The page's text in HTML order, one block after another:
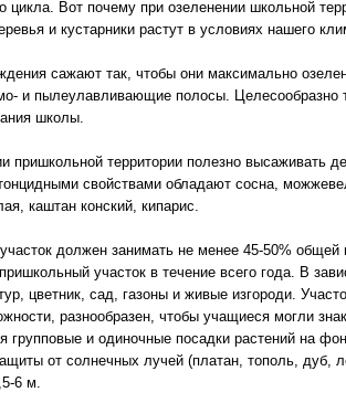
цикла. Вот почему при озеленении школьной
и кустарники растут в условиях нашего
сажают так, чтобы они максимально
и пылеулавливающие полосы. Целесообразно
школы.
пришкольной территории полезно высаживать
свойствами обладают сосна,
каштан конский, кипарис.
должен занимать не менее 45-50%
участок в течение всего года. В
цветник, сад, газоны и живые изгороди.
разнообразен, чтобы учащиеся могли
групповые и одиночные посадки растений на
от солнечных лучей (платан, тополь, дуб,
6 м.